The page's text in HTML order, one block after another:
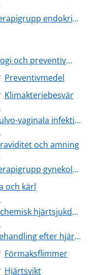
Terapigrupp endokrinologi
Gynekologi och preventivmedel
Preventivmedel
Klimakteriebesvär
Vulvo-vaginala infektioner
och amning
Terapigrupp gynekologi
och kärl
Ischemisk hjärtsjukdom
Behandling efter hjärtinfarkt
Förmaksflimmer
Hjärtsvikt